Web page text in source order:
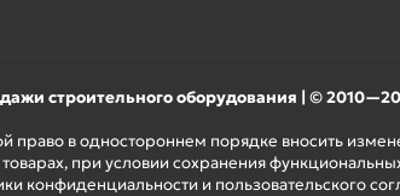
строительного оборудования | ©
право в одностороннем порядке вносить
при условии сохранения
конфиденциальности и пользовательского